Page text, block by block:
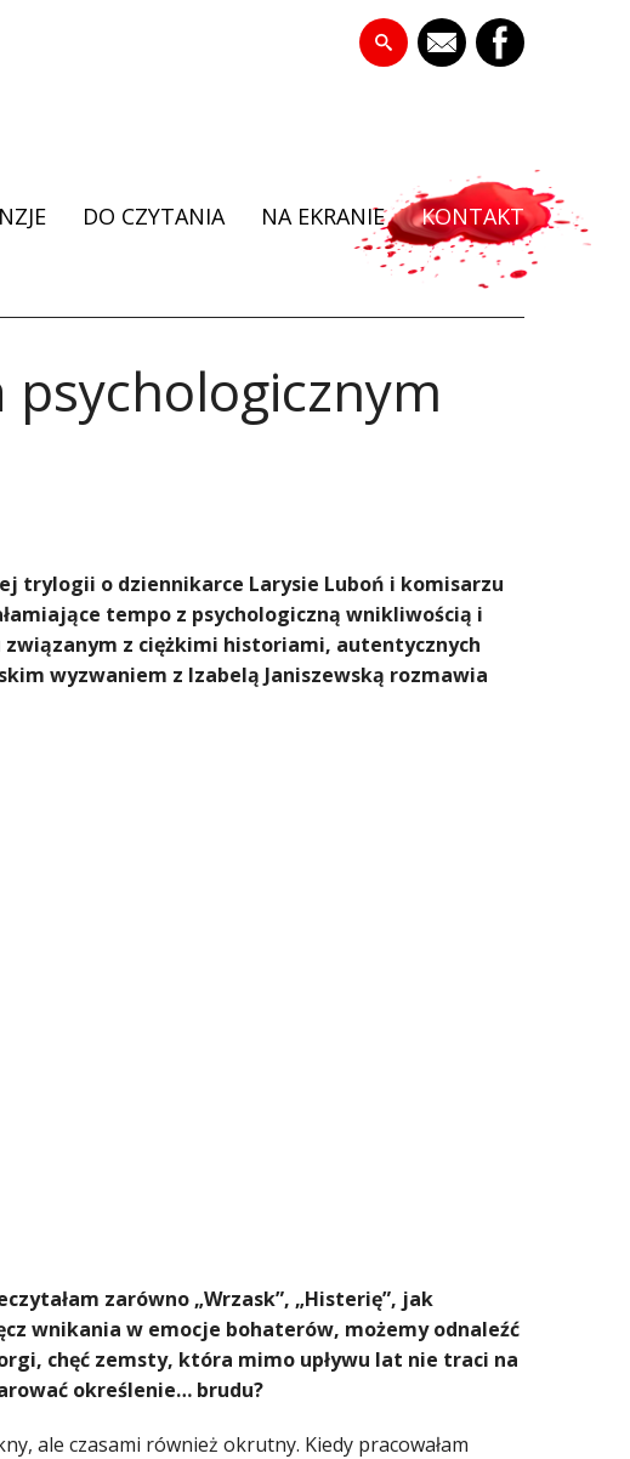
DO CZYTANIA NA EKRANIE KONTAKT
psychologicznym
trylogii o dziennikarce Larysie Luboń i komisarzu
tempo z psychologiczną wnikliwością i
z ciężkimi historiami, autentycznych
wyzwaniem z Izabelą Janiszewską rozmawia
zarówno „Wrzask”, „Histerię”, jak
wnikania w emocje bohaterów, możemy odnaleźć
chęć zemsty, która mimo upływu lat nie traci na
określenie… brudu?
ale czasami również okrutny. Kiedy pracowałam